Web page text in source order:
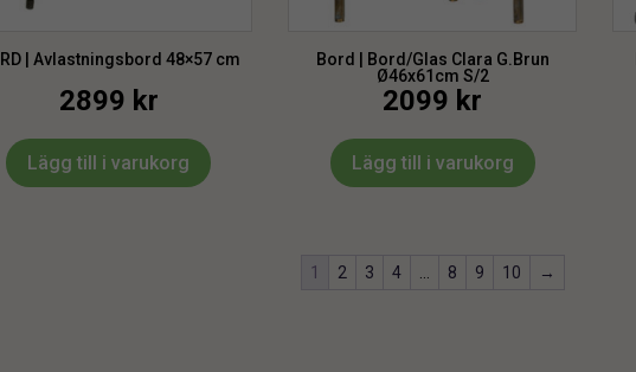
| Avlastningsbord 48×57 cm
2899 kr
Lägg till i varukorg
Bord | Bord/Glas Clara G.Brun
Ø46x61cm S/2
2099 kr
Lägg till i varukorg
1 2 3 4 8 9 10 →